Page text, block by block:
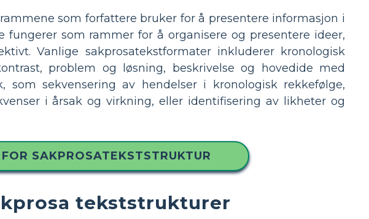
som forfattere bruker for å presentere informasjon i
som rammer for å organisere og presentere ideer,
Vanlige sakprosatekstformater inkluderer kronologisk
problem og løsning, beskrivelse og hovedide med
sekvensering av hendelser i kronologisk rekkefølge,
i årsak og virkning, eller identifisering av likheter og
SAKPROSATEKSTSTRUKTUR
tekststrukturer